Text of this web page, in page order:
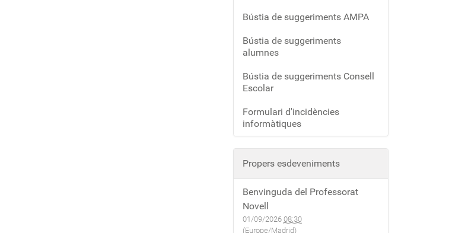
Bústia de suggeriments AMPA
Bústia de suggeriments
alumnes
Bústia de suggeriments Consell
Escolar
Formulari d'incidències
informàtiques
Propers esdeveniments
Benvinguda del Professorat
Novell
01/09/2026 08:30
(Europe/Madrid)